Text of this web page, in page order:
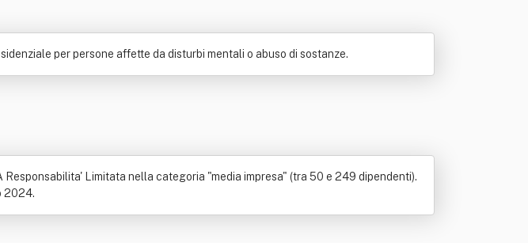
per persone affette da disturbi mentali o abuso di sostanze.
Responsabilita' Limitata nella categoria "media impresa" (tra 50 e 249 dipendenti).
2024.